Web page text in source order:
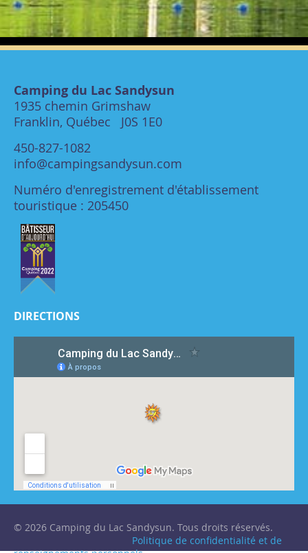
Camping du Lac Sandysun
1935 chemin Grimshaw
Franklin, Québec J0S 1E0
450-827-1082
info@campingsandysun.com
Numéro d'enregistrement d'établissement
touristique : 205450
DIRECTIONS
© 2026 Camping du Lac Sandysun. Tous droits réservés.
Politique de confidentialité et de